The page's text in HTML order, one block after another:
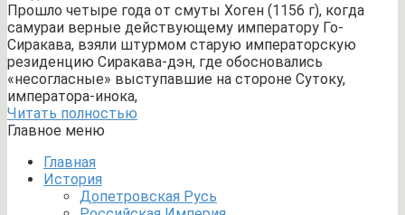
Прошло четыре года от смуты Хоген (1156 г), когда
самураи верные действующему императору Го-
Сиракава, взяли штурмом старую императорскую
резиденцию Сиракава-дэн, где обосновались
«несогласные» выступавшие на стороне Сутоку,
императора-инока,
Читать полностью
Главное меню
Главная
История
Допетровская Русь